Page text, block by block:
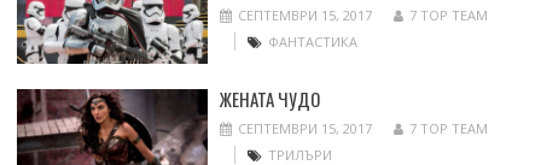
СЕПТЕМВРИ 15, 2017
7 TOP TEAM
ФАНТАСТИКА
ЖЕНАТА ЧУДО
СЕПТЕМВРИ 15, 2017
7 TOP TEAM
ТРИЛЪРИ